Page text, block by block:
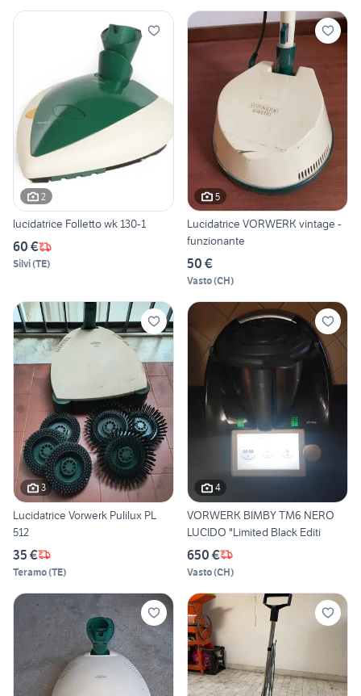
2
lucidatrice Folletto wk 130-1
60 €
Silvi(TE)
5
Lucidatrice VORWERK vintage -
funzionante
50 €
Vasto(CH)
3
Lucidatrice Vorwerk Pulilux PL
512
35 €
Teramo(TE)
4
VORWERK BIMBY TM6 NERO
LUCIDO "Limited Black Editi
650 €
Vasto(CH)